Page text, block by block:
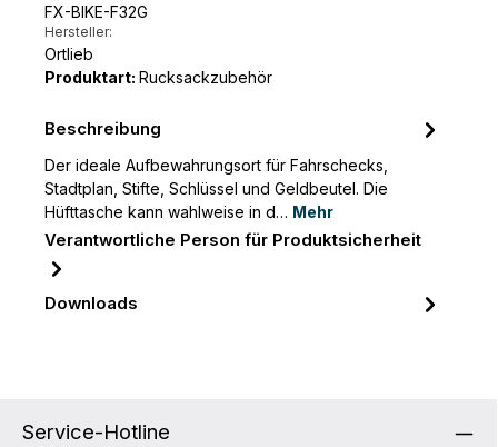
FX-BIKE-F32G
Hersteller:
Ortlieb
Produktart: Rucksackzubehör
Beschreibung
Der ideale Aufbewahrungsort für Fahrschecks,
Stadtplan, Stifte, Schlüssel und Geldbeutel. Die
Hüfttasche kann wahlweise in d… Mehr
Verantwortliche Person für Produktsicherheit
Downloads
Service-Hotline